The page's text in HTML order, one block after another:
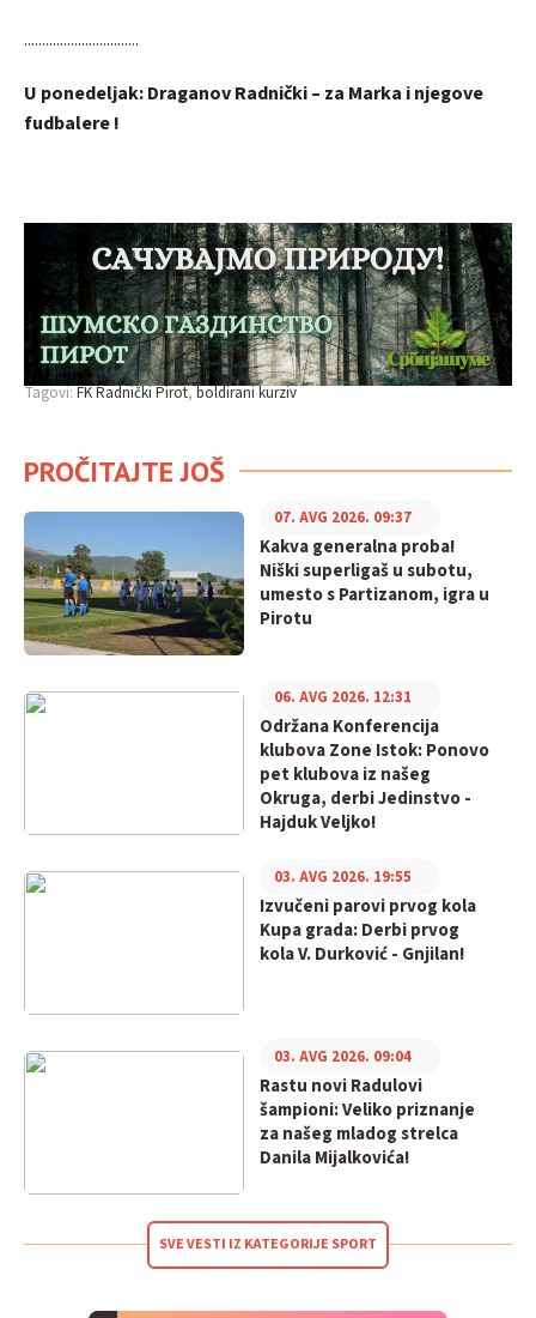
................................
U ponedeljak: Draganov Radnički – za Marka i njegove
fudbalere !
Tagovi:FK Radnički Pirot boldirani kurziv
PROČITAJTE JOŠ
Kakva generalna proba!
Niški superligaš u subotu,
umesto s Partizanom, igra u
Pirotu
07. AVG 2026. 09:37
Održana Konferencija
klubova Zone Istok: Ponovo
pet klubova iz našeg
Okruga, derbi Jedinstvo -
Hajduk Veljko!
06. AVG 2026. 12:31
Izvučeni parovi prvog kola
Kupa grada: Derbi prvog
kola V. Durković - Gnjilan!
03. AVG 2026. 19:55
Rastu novi Radulovi
šampioni: Veliko priznanje
za našeg mladog strelca
Danila Mijalkovića!
03. AVG 2026. 09:04
SVE VESTI IZ KATEGORIJE SPORT